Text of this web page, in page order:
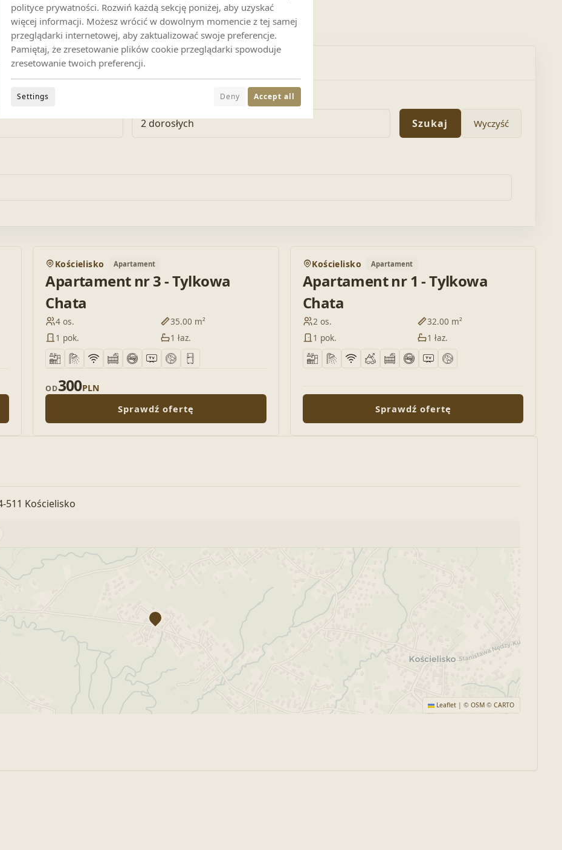
, lub przeszukaj listę poniżej.
2 dorosłych Szukaj Wyczyść
Dodaj do ulubionych Dodaj do ulubionych
Kościelisko Apartament
Apartament nr 3 - Tylkowa
Chata
4 os.
35.00 m²
1 pok.
1 łaz.
OD300PLN
Sprawdź ofertę
Kościelisko Apartament
Apartament nr 1 - Tylkowa
Chata
2 os.
32.00 m²
1 pok.
1 łaz.
Sprawdź ofertę
511 Kościelisko
Leaflet © OSM© CARTO
polityce prywatności. Rozwiń każdą sekcję poniżej, aby uzyskać
więcej informacji. Możesz wrócić w dowolnym momencie z tej samej
przeglądarki internetowej, aby zaktualizować swoje preferencje.
Pamiętaj, że zresetowanie plików cookie przeglądarki spowoduje
zresetowanie twoich preferencji.
Settings Deny Accept all